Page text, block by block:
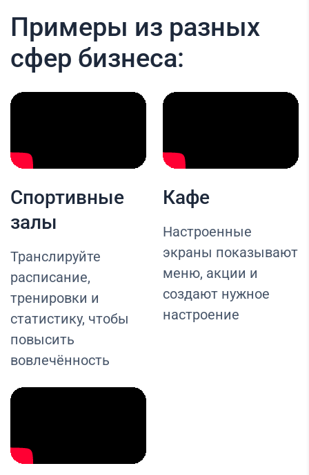
Примеры из разных
сфер бизнеса:
Спортивные
залы
Транслируйте
расписание,
тренировки и
статистику, чтобы
повысить
вовлечённость
Кафе
Настроенные
экраны показывают
меню, акции и
создают нужное
настроение